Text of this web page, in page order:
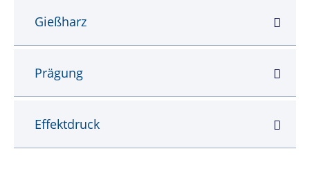
Gießharz
Prägung
Effektdruck